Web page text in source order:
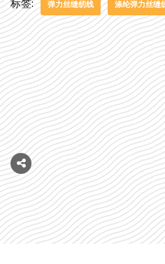
标签: 弹力丝缝纫线 涤纶弹力丝缝